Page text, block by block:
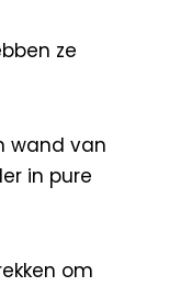
ze
wand van
in pure
om